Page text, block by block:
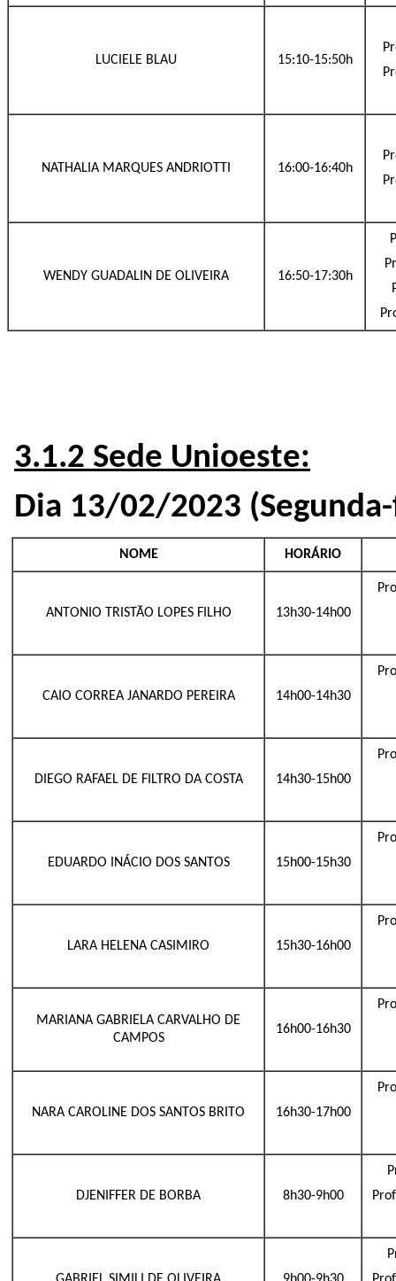
LUCIELE BLAU 15:10-15:50h
NATHALIA MARQUES ANDRIOTTI 16:00-16:40h
WENDY GUADALIN DE OLIVEIRA 16:50-17:30h
3.1.2 Sede Unioeste:
Dia 13/02/2023
NOME HORÁRIO
ANTONIO TRISTÃO LOPES FILHO 13h30-14h00
CAIO CORREA JANARDO PEREIRA 14h00-14h30
DIEGO RAFAEL DE FILTRO DA COSTA 14h30-15h00
EDUARDO INÁCIO DOS SANTOS 15h00-15h30
LARA HELENA CASIMIRO 15h30-16h00
MARIANA GABRIELA CARVALHO DE
CAMPOS
16h00-16h30
NARA CAROLINE DOS SANTOS BRITO 16h30-17h00
DJENIFFER DE BORBA 8h30-9h00